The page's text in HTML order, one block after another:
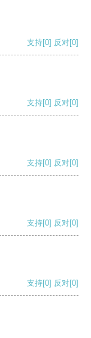
支持[0] 反对[0]
支持[0] 反对[0]
支持[0] 反对[0]
支持[0] 反对[0]
支持[0] 反对[0]